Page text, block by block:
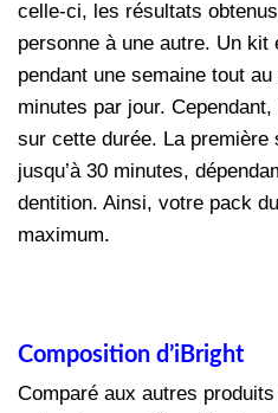
celle-ci, les résultats
personne à une autre. Un
pendant une semaine tout
minutes par jour.
sur cette durée. La première
jusqu’à 30 minutes,
dentition. Ainsi, votre pack
maximum.
Composition d’iBright
Comparé aux autres